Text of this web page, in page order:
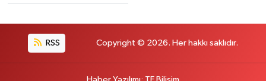
RSS Copyright © 2026. Her hakkı saklıdır.